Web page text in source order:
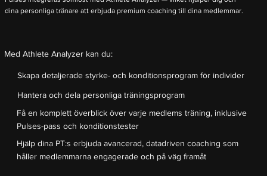
dina personliga tränare att erbjuda premium coaching till dina medlemmar.
Med Athlete Analyzer kan du:
Skapa detaljerade styrke- och konditionsprogram för individer
Hantera och dela personliga träningsprogram
Få en komplett överblick över varje medlems träning, inklusive
Pulses-pass och konditionstester
Hjälp dina PT:s erbjuda avancerad, datadriven coaching som
håller medlemmarna engagerade och på väg framåt